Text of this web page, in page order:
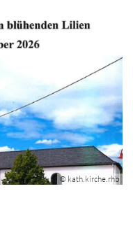
© kath.kirche.rhb